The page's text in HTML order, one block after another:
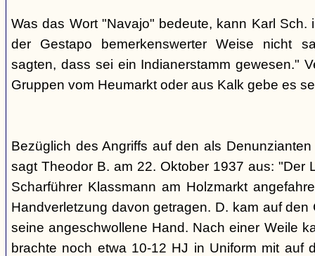
Was das Wort "Navajo" bedeute, kann Karl Sch.
der Gestapo bemerkenswerter Weise nicht
sagten, dass sei ein Indianerstamm gewesen."
Gruppen vom Heumarkt oder aus Kalk gebe es
Bezüglich des Angriffs auf den als
sagt Theodor B. am 22. Oktober 1937 aus: "Der
Scharführer Klassmann am Holzmarkt
Handverletzung davon getragen. D. kam auf den
seine angeschwollene Hand. Nach einer Weile
brachte noch etwa 10-12 HJ in Uniform mit auf